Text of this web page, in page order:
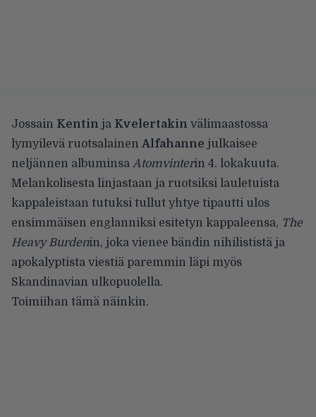
Jossain Kentin ja Kvelertakin välimaastossa
lymyilevä ruotsalainen Alfahanne julkaisee
neljännen albuminsa Atomvinterin 4. lokakuuta.
Melankolisesta linjastaan ja ruotsiksi lauletuista
kappaleistaan tutuksi tullut yhtye tipautti ulos
ensimmäisen englanniksi esitetyn kappaleensa, The
Heavy Burdenin, joka vienee bändin nihilististä ja
apokalyptista viestiä paremmin läpi myös
Skandinavian ulkopuolella.
Toimiihan tämä näinkin.